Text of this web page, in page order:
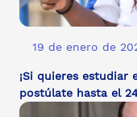
19 de enero de
¡Si quieres estudiar
postúlate hasta el